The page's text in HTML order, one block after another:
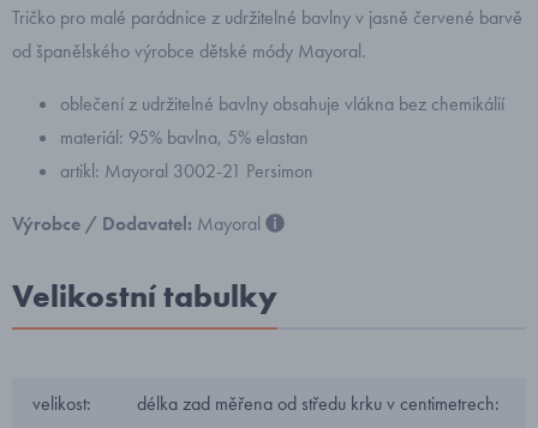
Tričko pro malé parádnice z udržitelné bavlny v jasně červené barvě
od španělského výrobce dětské módy Mayoral.
oblečení z udržitelné bavlny obsahuje vlákna bez chemikálií
materiál: 95% bavlna, 5% elastan
artikl: Mayoral 3002-21 Persimon
Výrobce / Dodavatel: Mayoral
Velikostní tabulky
velikost: délka zad měřena od středu krku v centimetrech: